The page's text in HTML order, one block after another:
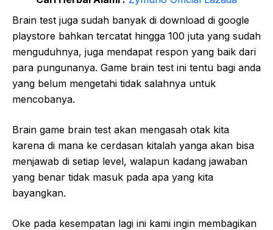
Brain test juga sudah banyak di download di google
playstore bahkan tercatat hingga 100 juta yang sudah
menguduhnya, juga mendapat respon yang baik dari
para pungunanya. Game brain test ini tentu bagi anda
yang belum mengetahi tidak salahnya untuk
mencobanya.
Brain game brain test akan mengasah otak kita
karena di mana ke cerdasan kitalah yanga akan bisa
menjawab di setiap level, walapun kadang jawaban
yang benar tidak masuk pada apa yang kita
bayangkan.
Oke pada kesempatan lagi ini kami ingin membagikan